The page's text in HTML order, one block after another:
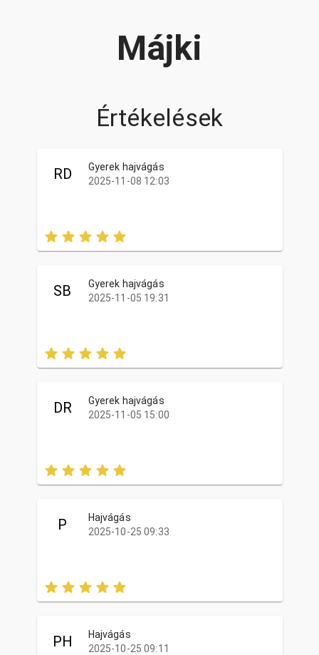
Májki
Értékelések
RD
Gyerek hajvágás
2025-11-08 12:03
SB
Gyerek hajvágás
2025-11-05 19:31
DR
Gyerek hajvágás
2025-11-05 15:00
P
Hajvágás
2025-10-25 09:33
PH
Hajvágás
2025-10-25 09:11